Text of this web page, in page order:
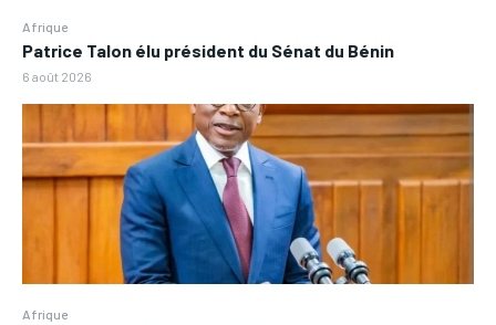
Afrique
Patrice Talon élu président du Sénat du Bénin
6 août 2026
Afrique